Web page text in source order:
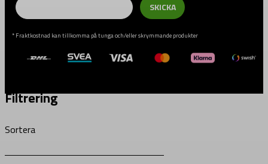
SKICKA
* Fraktkostnad kan tillkomma på tunga och/eller skrymmande produkter
Filtrering
Sortera